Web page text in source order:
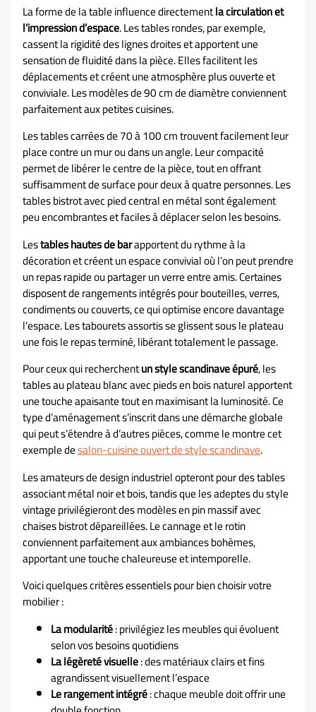
La forme de la table influence directementla circulation et
l’impression d’espace. Les tables rondes, par exemple,
cassent la rigidité des lignes droites et apportent une
sensation de fluidité dans la pièce. Elles facilitent les
déplacements et créent une atmosphère plus ouverte et
conviviale. Les modèles de 90 cm de diamètre conviennent
parfaitement aux petites cuisines.
Les tables carrées de 70 à 100 cm trouvent facilement leur
place contre un mur ou dans un angle. Leur compacité
permet de libérer le centre de la pièce, tout en offrant
suffisamment de surface pour deux à quatre personnes. Les
tables bistrot avec pied central en métal sont également
peu encombrantes et faciles à déplacer selon les besoins.
Lestables hautes de barapportent du rythme à la
décoration et créent un espace convivial où l’on peut prendre
un repas rapide ou partager un verre entre amis. Certaines
disposent de rangements intégrés pour bouteilles, verres,
condiments ou couverts, ce qui optimise encore davantage
l’espace. Les tabourets assortis se glissent sous le plateau
une fois le repas terminé, libérant totalement le passage.
Pour ceux qui recherchentun style scandinave épuré, les
tables au plateau blanc avec pieds en bois naturel apportent
une touche apaisante tout en maximisant la luminosité. Ce
type d’aménagement s’inscrit dans une démarche globale
qui peut s’étendre à d’autres pièces, comme le montre cet
exemple desalon-cuisine ouvert de style scandinave.
Les amateurs de design industriel opteront pour des tables
associant métal noir et bois, tandis que les adeptes du style
vintage privilégieront des modèles en pin massif avec
chaises bistrot dépareillées. Le cannage et le rotin
conviennent parfaitement aux ambiances bohèmes,
apportant une touche chaleureuse et intemporelle.
Voici quelques critères essentiels pour bien choisir votre
mobilier :
La modularité: privilégiez les meubles qui évoluent
selon vos besoins quotidiens
La légèreté visuelle: des matériaux clairs et fins
agrandissent visuellement l’espace
Le rangement intégré: chaque meuble doit offrir une